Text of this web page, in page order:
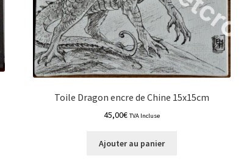
Toile Dragon encre de Chine 15x15cm
45,00€ TVA Incluse
Ajouter au panier